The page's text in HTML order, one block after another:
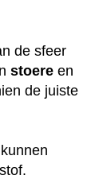
de sfeer
stoere en
de juiste
stof.